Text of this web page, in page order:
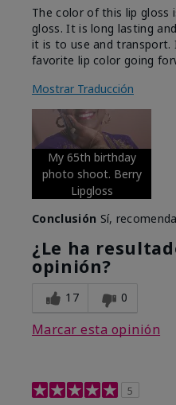
The color of this lip gloss
gloss. It is long lasting
it is to use and transport.
favorite lip color going
Mostrar Traducción
My 65th birthday
photo shoot. Berry
Lipgloss
Conclusión Sí,
¿Le ha
opinión?
17 0
Marcar esta opinión
5